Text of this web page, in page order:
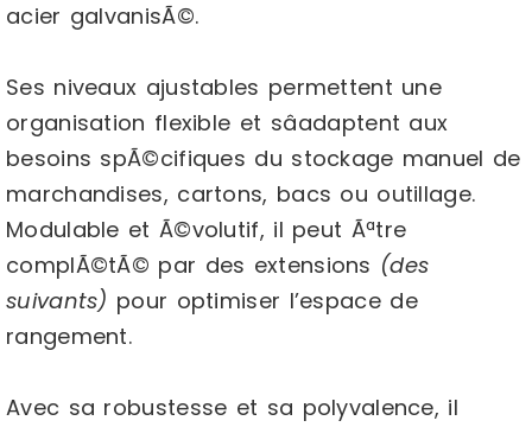
acier galvanisÃ©.
Ses niveaux ajustables permettent une
organisation flexible et sâadaptent aux
besoins spÃ©cifiques du stockage manuel de
marchandises, cartons, bacs ou outillage.
Modulable et Ã©volutif, il peut Ãªtre
complÃ©tÃ© par des extensions (des
suivants) pour optimiser l’espace de
rangement.
Avec sa robustesse et sa polyvalence, il